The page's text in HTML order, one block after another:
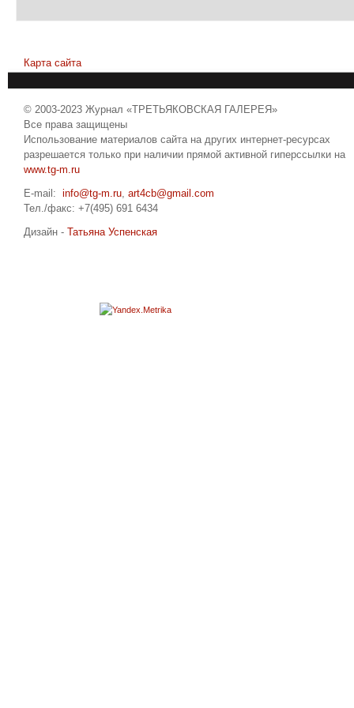
Карта сайта
© 2003-2023 Журнал «ТРЕТЬЯКОВСКАЯ ГАЛЕРЕЯ»
Все права защищены
Использование материалов сайта на других интернет-ресурсах
разрешается только при наличии прямой активной гиперссылки на
www.tg-m.ru
E-mail: info@tg-m.ru, art4cb@gmail.com
Тел./факс: +7(495) 691 6434
Дизайн - Татьяна Успенская